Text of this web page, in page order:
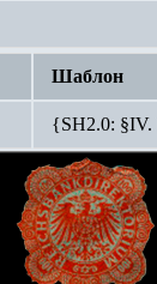
Шаблон
{SH2.0: